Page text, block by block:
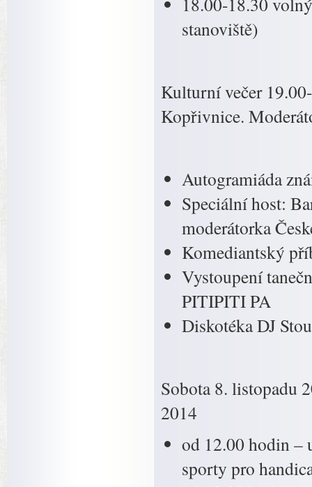
stanoviště)
Kulturní večer
Kopřivnice.
Autogramiáda
Speciální host:
moderátorka
Komediantský
Vystoupení
PITIPITI PA
Diskotéka DJ
Sobota 8. listopadu
2014
od 12.00 hodin –
sporty pro